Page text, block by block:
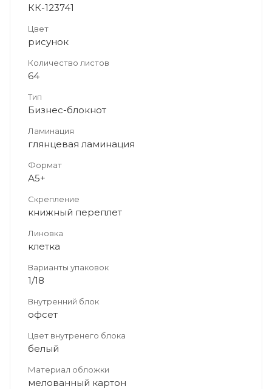
КК-123741
Цвет
рисунок
Количество листов
64
Тип
Бизнес-блокнот
Ламинация
глянцевая ламинация
Формат
А5+
Скрепление
книжный переплет
Линовка
клетка
Варианты упаковок
1/18
Внутренний блок
офсет
Цвет внутренего блока
белый
Материал обложки
мелованный картон